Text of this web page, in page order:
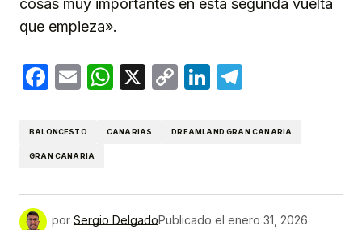
que empieza».
Facebook
EmailWhatsApp
X
CopyLinkedIn
BALONCESTO CANARIAS DREAMLAND GRAN CANARIA
GRAN CANARIA
por Sergio DelgadoPublicado el enero 31, 2026